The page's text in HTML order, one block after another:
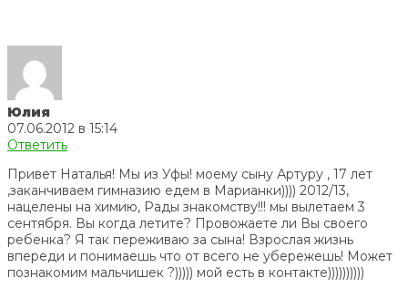
Юлия
07.06.2012 в 15:14
Ответить
Привет Наталья! Мы из Уфы! моему сыну Артуру , 17 лет
,заканчиваем гимназию едем в Марианки)))) 2012/13,
нацелены на химию, Рады знакомству!!! мы вылетаем 3
сентября. Вы когда летите? Провожаете ли Вы своего
ребенка? Я так переживаю за сына! Взрослая жизнь
впереди и понимаешь что от всего не убережешь! Может
познакомим мальчишек ?))))) мой есть в контакте))))))))))